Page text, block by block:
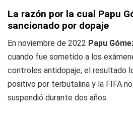
La razón por la cual Papu
sancionado por dopaje
En noviembre de 2022 Papu
cuando fue sometido a los
controles antidopaje; el resultado
positivo por terbutalina y la FIFA
suspendió durante dos años.